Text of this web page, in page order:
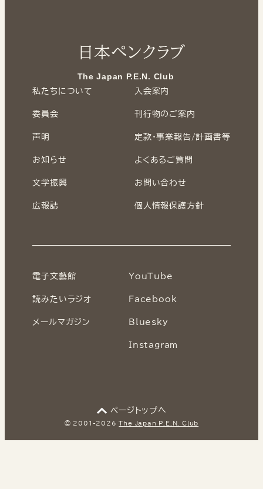
日本ペンクラブ
The Japan P.E.N. Club
私たちについて
委員会
声明
お知らせ
文学振興
広報誌
入会案内
刊行物のご案内
定款・事業報告/計画書等
よくあるご質問
お問い合わせ
個人情報保護方針
電子文藝館
読みたいラジオ
メールマガジン
YouTube
Facebook
Bluesky
Instagram
© 2001-2026The Japan P.E.N. Club
ページトップへ